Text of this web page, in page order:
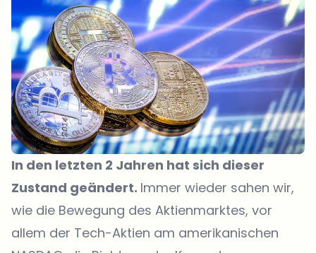
In den letzten 2 Jahren hat sich dieser
Zustand geändert. Immer wieder sahen wir,
wie die Bewegung des Aktienmarktes, vor
allem der Tech-Aktien am amerikanischen